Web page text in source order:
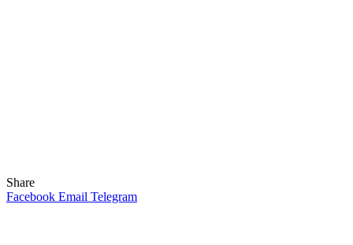
Share
Facebook Email Telegram